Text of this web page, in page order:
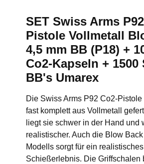
SET Swiss Arms
Pistole Vollmetall
4,5 mm BB (P18) +
Co2-Kapseln + 1500
BB's Umarex
Die Swiss Arms P92 Co2-Pistole
fast komplett aus Vollmetall
liegt sie schwer in der Hand und
realistischer. Auch die Blow
Modells sorgt für ein realistisches
Schießerlebnis. Die Griffschalen